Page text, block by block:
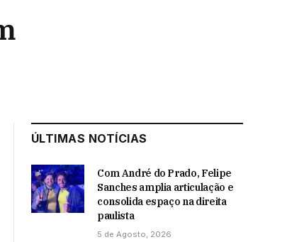
ÚLTIMAS NOTÍCIAS
Com André do Prado, Felipe
Sanches amplia articulação e
consolida espaço na direita
paulista
5 de Agosto, 2026